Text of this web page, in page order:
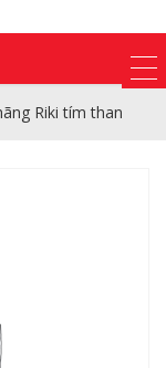
Riki tím than